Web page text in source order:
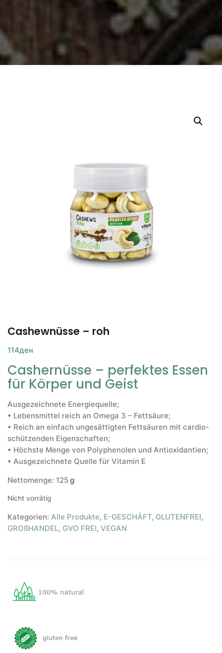
Cashewnüsse – roh
114ден
Cashernüsse – perfektes Essen
für Körper und Geist
Ausgezeichnete Energiequelle;
• Lebensmittel reich an Omega 3 – Fettsäure;
• Reich an einfach ungesättigten Fettsäuren mit cardio-
schützenden Eigenschaften;
• Höchste Menge von Polyphenolen und Antioxidantien;
• Ausgezeichnete Quelle für Vitamin E
Nettomenge: 125g
Nicht vorrätig
Kategorien: Alle Produkte, E-GESCHÄFT, GLUTENFREI,
GROßHANDEL, GVO FREI, VEGAN